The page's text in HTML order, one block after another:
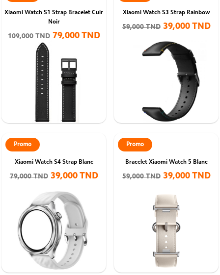
Xiaomi Watch S1 Strap Bracelet Cuir
Noir
109,000 TND 79,000 TND
Xiaomi Watch S3 Strap Rainbow
59,000 TND 39,000 TND
Xiaomi Watch S4 Strap Blanc
79,000 TND 39,000 TND
Promo
Bracelet Xiaomi Watch 5 Blanc
59,000 TND 39,000 TND
Promo